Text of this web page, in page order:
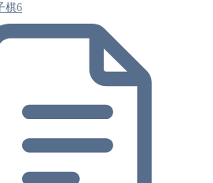
棋6